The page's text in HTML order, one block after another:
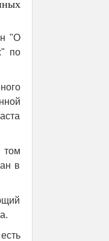
"О
по
том
в